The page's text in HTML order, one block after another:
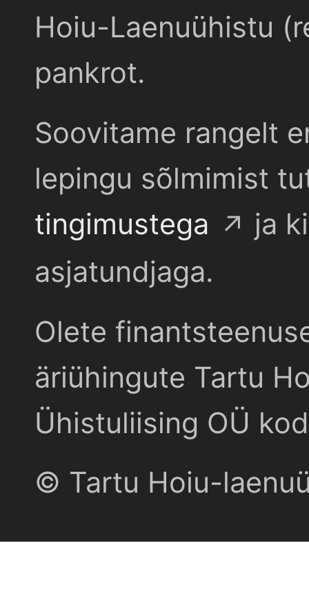
Hoiu-Laenuühistu
pankrot.
Soovitame rangelt
lepingu sõlmimist
tingimustega
ja
asjatundjaga.
Olete
äriühingute Tartu
Ühistuliising OÜ
© Tartu Hoiu-